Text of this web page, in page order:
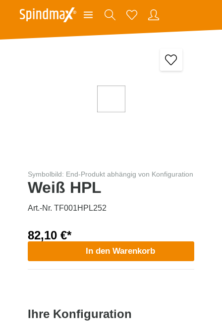
Symbolbild: End-Produkt abhängig von Konfiguration
Weiß HPL
Art.-Nr. TF001HPL252
82,10 €*
In den Warenkorb
Ihre Konfiguration